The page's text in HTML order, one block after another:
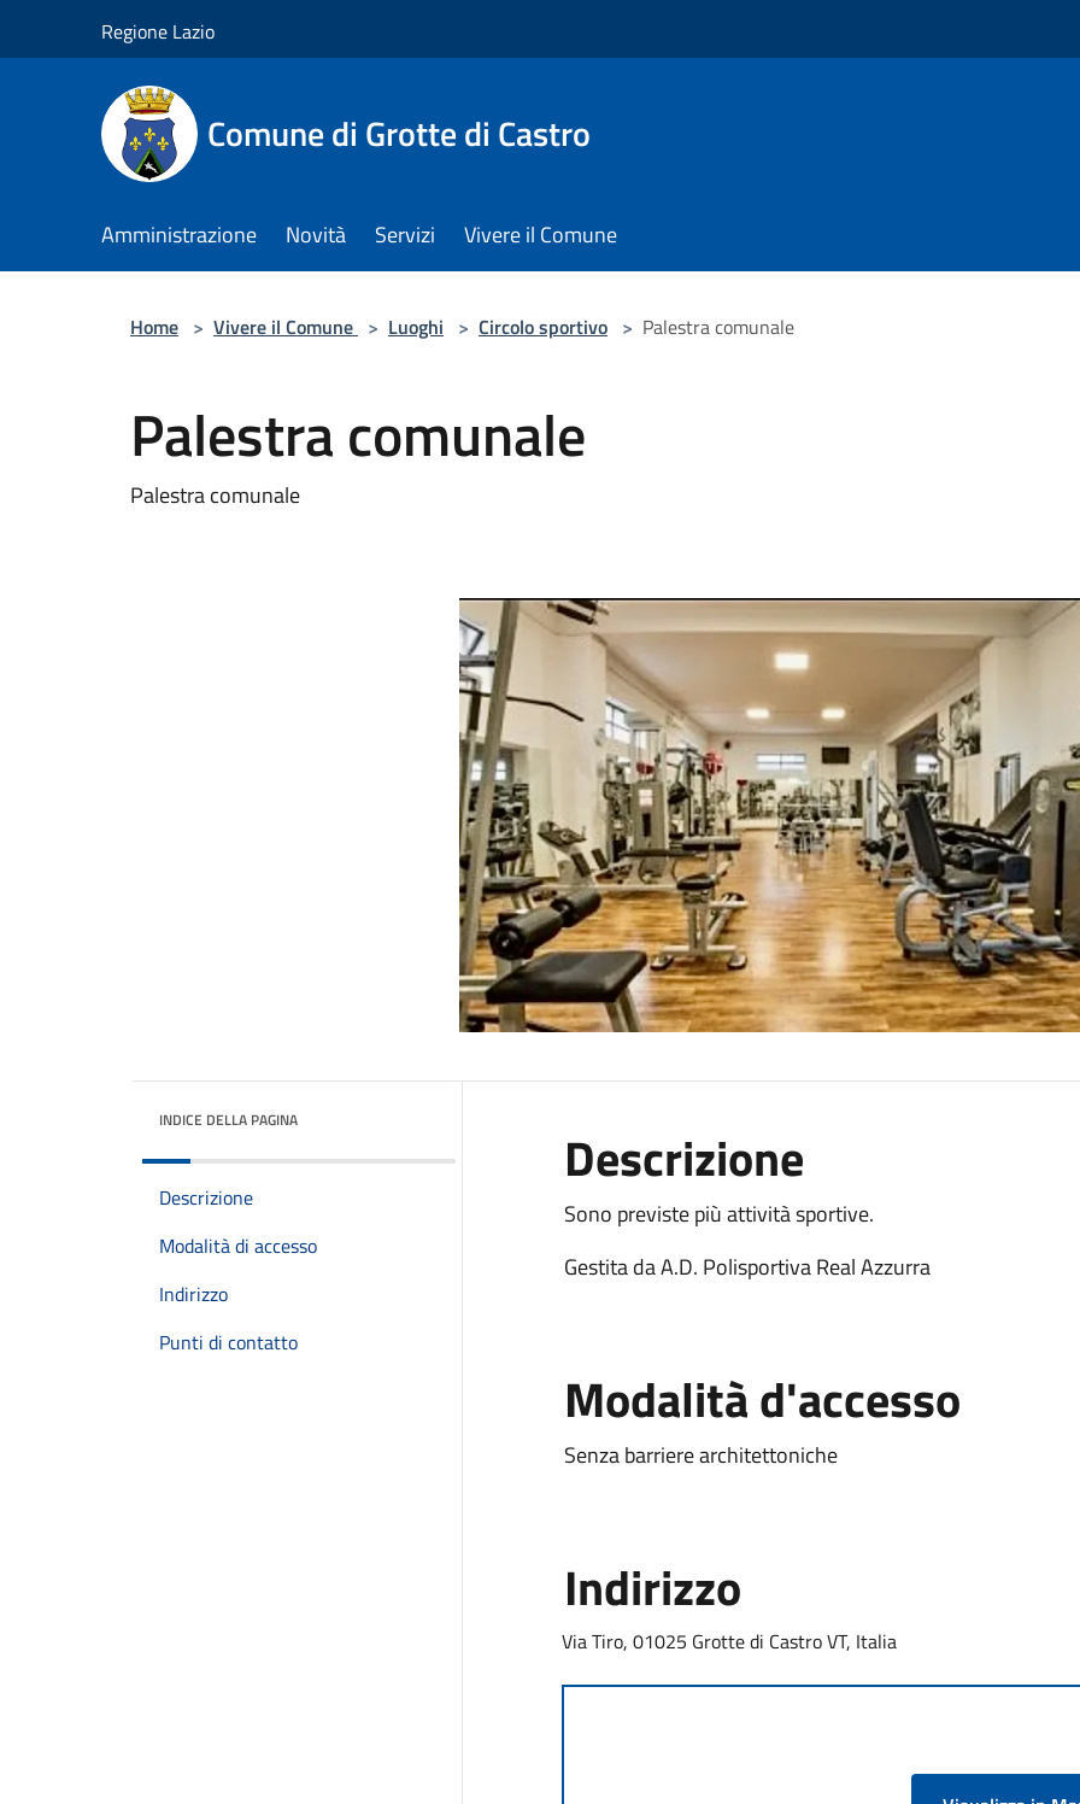
Regione Lazio
Comune di Grotte di Castro
Amministrazione Novità Servizi Vivere il Comune
Home > Vivere il Comune > Luoghi > Circolo sportivo > Palestra comunale
Palestra comunale
Palestra comunale
INDICE DELLA PAGINA
Descrizione
Modalità di accesso
Indirizzo
Punti di contatto
Descrizione
Sono previste più attività sportive.
Gestita da A.D. Polisportiva Real Azzurra
Modalità d'accesso
Senza barriere architettoniche
Indirizzo
Via Tiro, 01025 Grotte di Castro VT, Italia